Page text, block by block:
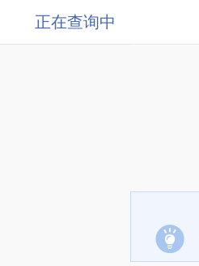
正在查询中